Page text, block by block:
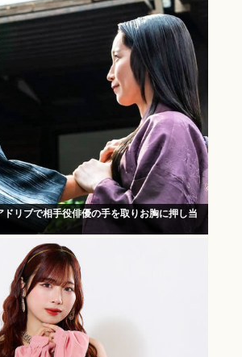
ドリブで相手役俳優の手を取りお胸に押し当